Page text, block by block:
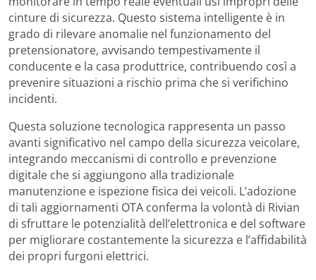
cinture di sicurezza. Questo sistema intelligente è in
grado di rilevare anomalie nel funzionamento del
pretensionatore, avvisando tempestivamente il
conducente e la casa produttrice, contribuendo così a
prevenire situazioni a rischio prima che si verifichino
incidenti.
Questa soluzione tecnologica rappresenta un passo
avanti significativo nel campo della sicurezza veicolare,
integrando meccanismi di controllo e prevenzione
digitale che si aggiungono alla tradizionale
manutenzione e ispezione fisica dei veicoli. L’adozione
di tali aggiornamenti OTA conferma la volontà di Rivian
di sfruttare le potenzialità dell’elettronica e del software
per migliorare costantemente la sicurezza e l’affidabilità
dei propri furgoni elettrici.